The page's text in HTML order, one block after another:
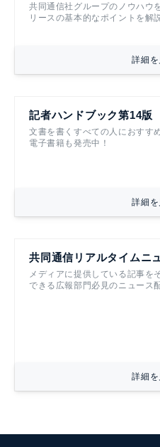
共同通信社グループのノウハウ
リースの基本的なポイントを解
詳細を
記者ハンドブック第14版
文書を書くすべての人におすす
電子書籍も発売中！
詳細を
共同通信リアルタイムニ
メディアに提供している記事を
できる広報部門必見のニュース
詳細を